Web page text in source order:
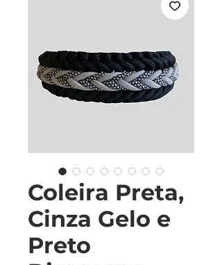
Coleira Preta,
Cinza Gelo e
Preto